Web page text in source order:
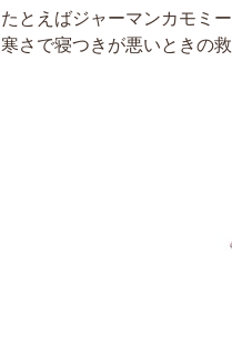
たとえばジャーマンカモミ
寒さで寝つきが悪いときの